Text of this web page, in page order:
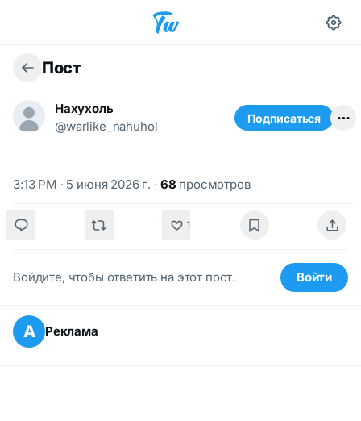
Пост
Нахухоль
@warlike_nahuhol
Подписаться
3:13 PM · 5 июня 2026 г. · 68 просмотров
1
Войдите, чтобы ответить на этот пост. Войти
А Реклама